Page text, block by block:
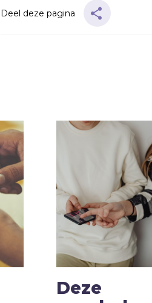
Deel deze pagina
Deze